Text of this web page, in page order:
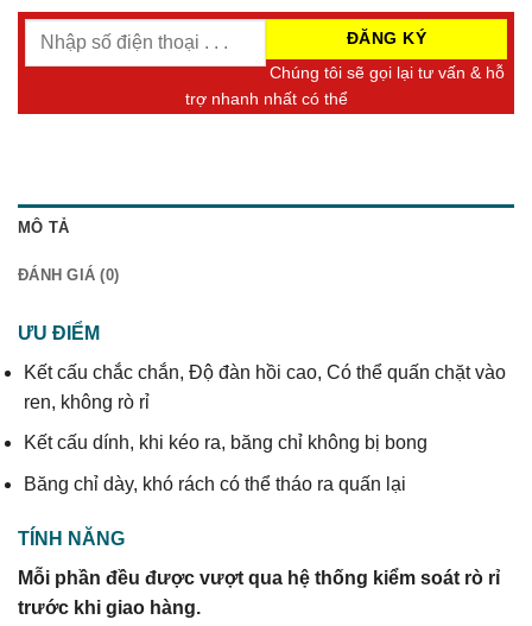
Chúng tôi sẽ gọi lại tư vấn & hỗ
trợ nhanh nhất có thể
MÔ TẢ
ĐÁNH GIÁ (0)
ƯU ĐIỂM
Kết cấu chắc chắn, Độ đàn hồi cao, Có thể quấn chặt vào
ren, không rò rỉ
Kết cấu dính, khi kéo ra, băng chỉ không bị bong
Băng chỉ dày, khó rách có thể tháo ra quấn lại
TÍNH NĂNG
Mỗi phần đều được vượt qua hệ thống kiểm soát rò rỉ
trước khi giao hàng.